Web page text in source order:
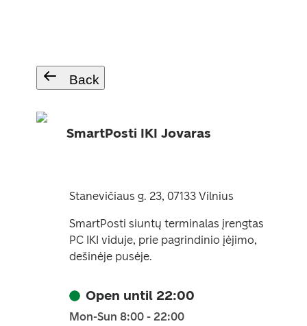
Back
SmartPosti IKI Jovaras
Stanevičiaus g. 23, 07133 Vilnius
SmartPosti siuntų terminalas įrengtas
PC IKI viduje, prie pagrindinio įėjimo,
dešinėje pusėje.
Open until 22:00
Mon-Sun 8:00 - 22:00